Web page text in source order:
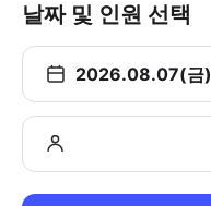
날짜 및 인원 선택
2026.08.07(금)